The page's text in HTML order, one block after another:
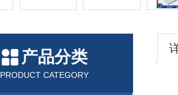
产品分类
PRODUCT CATEGORY